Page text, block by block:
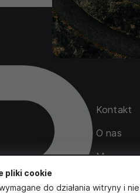
Kontakt
O nas
Mapa
pliki cookie
do działania witryny i